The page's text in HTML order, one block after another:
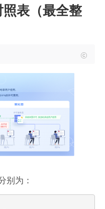
表（最全整
别为：